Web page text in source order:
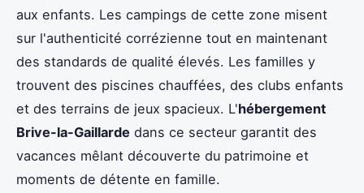
aux enfants. Les campings de cette zone misent
sur l'authenticité corrézienne tout en maintenant
des standards de qualité élevés. Les familles y
trouvent des piscines chauffées, des clubs enfants
et des terrains de jeux spacieux. L'hébergement
Brive-la-Gaillarde dans ce secteur garantit des
vacances mêlant découverte du patrimoine et
moments de détente en famille.